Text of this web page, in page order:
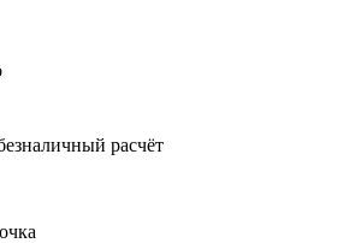
расчёт